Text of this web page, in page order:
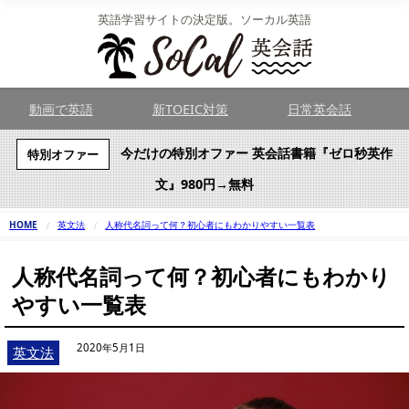
英語学習サイトの決定版。ソーカル英語
動画で英語 新TOEIC対策 日常英会話
特別オファー
今だけの特別オファー 英会話書籍『ゼロ秒英作
文』980円→無料
HOME 英文法 人称代名詞って何？初心者にもわかりやすい一覧表
人称代名詞って何？初心者にもわかり
やすい一覧表
英文法 2020年5月1日